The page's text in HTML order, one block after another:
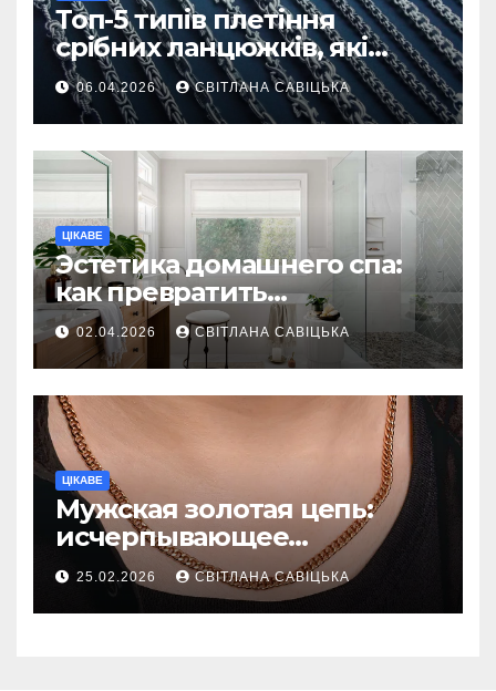
Топ-5 типів плетіння
срібних ланцюжків, які
вважаються
найнадійнішими
06.04.2026 СВІТЛАНА САВІЦЬКА
ЦІКАВЕ
Эстетика домашнего спа:
как превратить
ежедневную гигиену в
восстанавливающий
ритуал
02.04.2026 СВІТЛАНА САВІЦЬКА
ЦІКАВЕ
Мужская золотая цепь:
исчерпывающее
руководство по выбору
статусного украшения
25.02.2026 СВІТЛАНА САВІЦЬКА